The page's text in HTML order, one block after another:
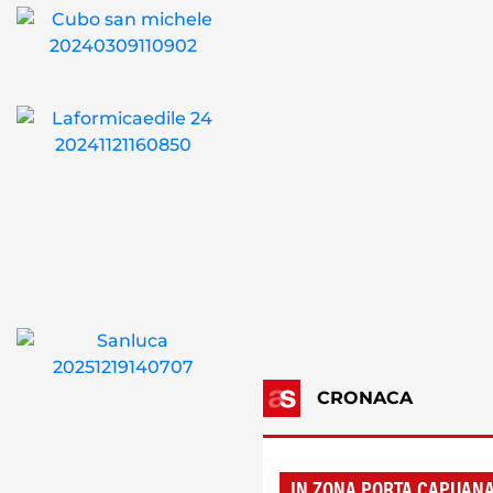
CRONACA